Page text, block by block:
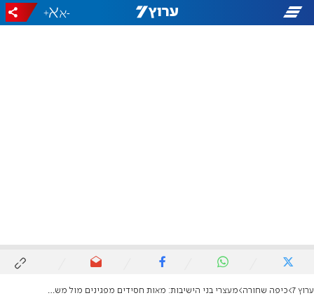
-
+
ערוץ 7 כיפה שחורה מעצרי בני הישיבות: מאות חסידים מפגינים מול משרדי היועמ"ש